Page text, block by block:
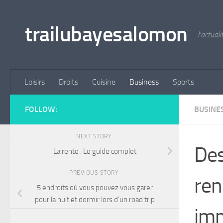
trailubayesalomon
Loisirs Droits Cuisine Business Sports
FOLLOW:
NEXT STORY
La rente : Le guide complet
PREVIOUS STORY
5 endroits où vous pouvez vous garer
pour la nuit et dormir lors d’un road trip